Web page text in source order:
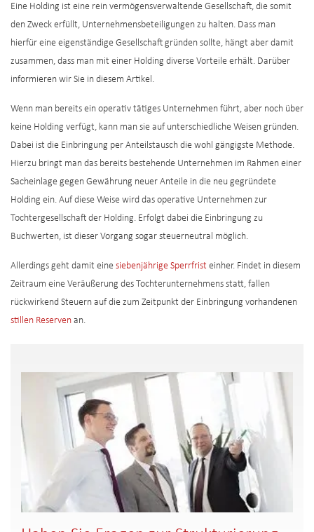
Eine Holding ist eine rein vermögensverwaltende Gesellschaft, die somit
den Zweck erfüllt, Unternehmensbeteiligungen zu halten. Dass man
hierfür eine eigenständige Gesellschaft gründen sollte, hängt aber damit
zusammen, dass man mit einer Holding diverse Vorteile erhält. Darüber
informieren wir Sie in diesem Artikel.
Wenn man bereits ein operativ tätiges Unternehmen führt, aber noch über
keine Holding verfügt, kann man sie auf unterschiedliche Weisen gründen.
Dabei ist die Einbringung per Anteilstausch die wohl gängigste Methode.
Hierzu bringt man das bereits bestehende Unternehmen im Rahmen einer
Sacheinlage gegen Gewährung neuer Anteile in die neu gegründete
Holding ein. Auf diese Weise wird das operative Unternehmen zur
Tochtergesellschaft der Holding. Erfolgt dabei die Einbringung zu
Buchwerten, ist dieser Vorgang sogar steuerneutral möglich.
Allerdings geht damit eine siebenjährige Sperrfrist einher. Findet in diesem
Zeitraum eine Veräußerung des Tochterunternehmens statt, fallen
rückwirkend Steuern auf die zum Zeitpunkt der Einbringung vorhandenen
stillen Reserven an.